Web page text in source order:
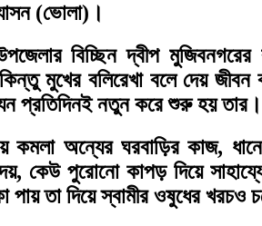
(ভোলা)।
বিচ্ছিন দ্বীপ
মুখের বলিরেখা বলে দেয়
প্রতিদিনই নতুন করে শুরু হয় তার।
কমলা অন্যের ঘরবাড়ির কাজ,
কেউ পুরোনো কাপড় দিয়ে
পায় তা দিয়ে স্বামীর ওষুধের খরচও